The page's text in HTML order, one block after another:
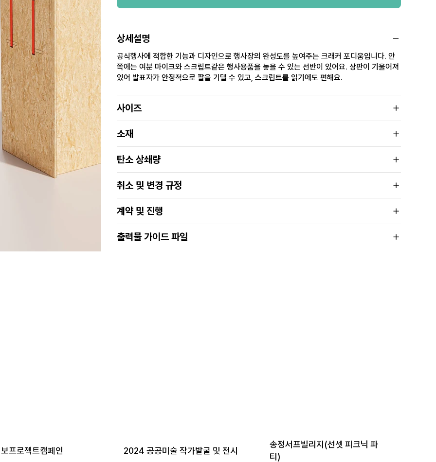
상세설명
공식행사에 적합한 기능과 디자인으로 행사장의 완성도를 높여주는 크래커 포디움입니다. 안
쪽에는 여분 마이크와 스크립트같은 행사용품을 놓을 수 있는 선반이 있어요. 상판이 기울어져
있어 발표자가 안정적으로 팔을 기댈 수 있고, 스크립트를 읽기에도 편해요.
사이즈
소재
탄소 상쇄량
취소 및 변경 규정
계약 및 진행
출력물 가이드 파일
프로젝트캠페인 2024 공공미술 작가발굴 및 전시
송정서프빌리지(선셋 피크닉 파
티)